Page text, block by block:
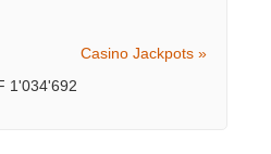
Casino Jackpots »
1'034'692